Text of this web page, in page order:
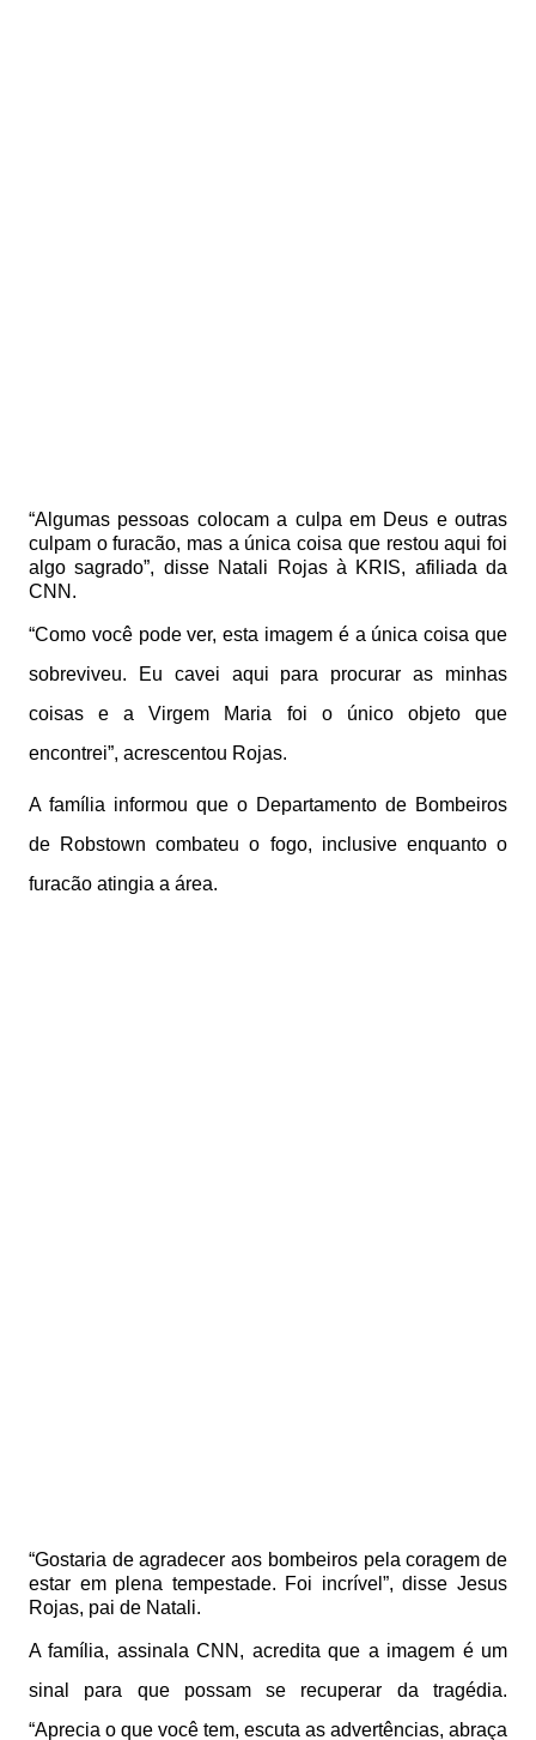
“Algumas pessoas colocam a culpa em Deus e outras
culpam o furacão, mas a única coisa que restou aqui foi
algo sagrado”, disse Natali Rojas à KRIS, afiliada da
CNN.
“Como você pode ver, esta imagem é a única coisa que
sobreviveu. Eu cavei aqui para procurar as minhas
coisas e a Virgem Maria foi o único objeto que
encontrei”, acrescentou Rojas.
A família informou que o Departamento de Bombeiros
de Robstown combateu o fogo, inclusive enquanto o
furacão atingia a área.
“Gostaria de agradecer aos bombeiros pela coragem de
estar em plena tempestade. Foi incrível”, disse Jesus
Rojas, pai de Natali.
A família, assinala CNN, acredita que a imagem é um
sinal para que possam se recuperar da tragédia.
“Aprecia o que você tem, escuta as advertências, abraça